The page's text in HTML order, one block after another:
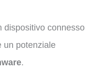
dispositivo connesso
un potenziale
.